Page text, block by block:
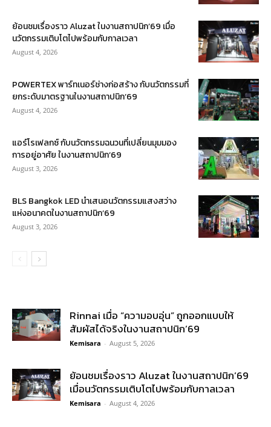
ย้อนชมเรื่องราว Aluzat ในงานสถาปนิก’69 เมื่อ
นวัตกรรมเติบโตไปพร้อมกับกาลเวลา
August 4, 2026
POWERTEX พาร์ทเนอร์ช่างก่อสร้าง กับนวัตกรรมที่
ยกระดับมาตรฐานในงานสถาปนิก’69
August 4, 2026
แอร์โรเฟลกซ์ กับนวัตกรรมฉนวนที่เปลี่ยนมุมมอง
การอยู่อาศัย ในงานสถาปนิก’69
August 3, 2026
BLS Bangkok LED นำเสนอนวัตกรรมแสงสว่าง
แห่งอนาคตในงานสถาปนิก’69
August 3, 2026
Rinnai เมื่อ “ความอบอุ่น” ถูกออกแบบให้
สัมผัสได้จริงในงานสถาปนิก’69
Kemisara - August 5, 2026
ย้อนชมเรื่องราว Aluzat ในงานสถาปนิก’69
เมื่อนวัตกรรมเติบโตไปพร้อมกับกาลเวลา
Kemisara - August 4, 2026